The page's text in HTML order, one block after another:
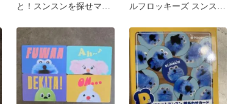
と！スンスンを探せマス
わり)
ルフロッキーズ スンスン